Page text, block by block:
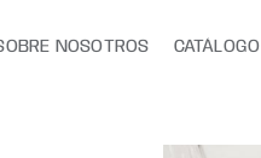
NOSOTROS CATÁLOGO